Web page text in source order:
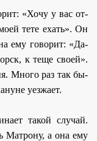
«Хо­чу у вас от­
те­те ехать». Он
ему го­во­рит: «Да­
к те­ще сво­ей».
Мно­го раз так бы­
уез­жа­ет.
та­кой слу­чай.
Мат­ро­ну, а она ему